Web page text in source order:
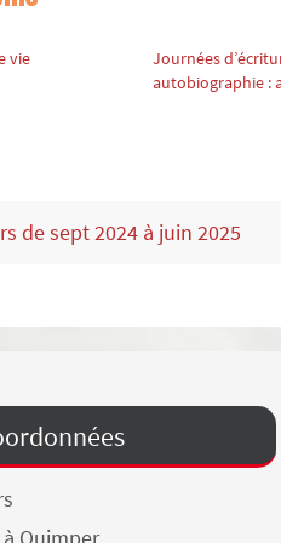
vie
Journées
autobiographie :
de sept 2024 à juin 2025
Quimper